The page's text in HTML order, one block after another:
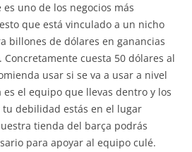
uno de los negocios más
que está vinculado a un nicho
billones de dólares en ganancias
cuesta 50 dólares al
usar si se va a usar a nivel
es el equipo que llevas dentro y los
debilidad estás en el lugar
tienda del barça podrás
para apoyar al equipo culé.